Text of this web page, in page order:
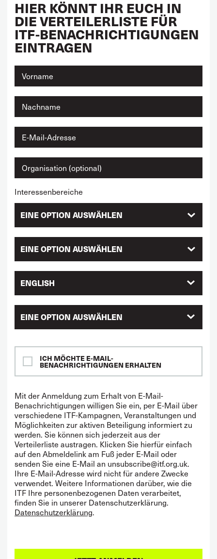
HIER KÖNNT IHR EUCH IN
DIE VERTEILERLISTE FÜR
ITF-BENACHRICHTIGUNGEN
EINTRAGEN
Interessenbereiche
ENGLISH
EINE OPTION AUSWÄHLEN
ICH MÖCHTE E-MAIL-
BENACHRICHTIGUNGEN ERHALTEN
Mit der Anmeldung zum Erhalt von E-Mail-
Benachrichtigungen willigen Sie ein, per E-Mail über
verschiedene ITF-Kampagnen, Veranstaltungen und
Möglichkeiten zur aktiven Beteiligung informiert zu
werden. Sie können sich jederzeit aus der
Verteilerliste austragen. Klicken Sie hierfür einfach
auf den Abmeldelink am Fuß jeder E-Mail oder
senden Sie eine E-Mail an unsubscribe@itf.org.uk.
Ihre E-Mail-Adresse wird nicht für andere Zwecke
verwendet. Weitere Informationen darüber, wie die
ITF Ihre personenbezogenen Daten verarbeitet,
finden Sie in unserer Datenschutzerklärung.
Datenschutzerklärung.